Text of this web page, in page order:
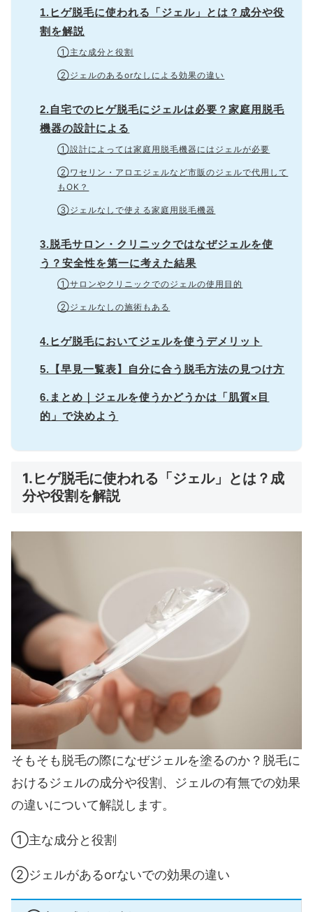
1.ヒゲ脱毛に使われる「ジェル」とは？成分や役
割を解説
①主な成分と役割
②ジェルのあるorなしによる効果の違い
2.自宅でのヒゲ脱毛にジェルは必要？家庭用脱毛
機器の設計による
①設計によっては家庭用脱毛機器にはジェルが必要
②ワセリン・アロエジェルなど市販のジェルで代用して
もOK？
③ジェルなしで使える家庭用脱毛機器
3.脱毛サロン・クリニックではなぜジェルを使
う？安全性を第一に考えた結果
①サロンやクリニックでのジェルの使用目的
②ジェルなしの施術もある
4.ヒゲ脱毛においてジェルを使うデメリット
5.【早見一覧表】自分に合う脱毛方法の見つけ方
6.まとめ｜ジェルを使うかどうかは「肌質×目
的」で決めよう
1.ヒゲ脱毛に使われる「ジェル」とは？成
分や役割を解説
そもそも脱毛の際になぜジェルを塗るのか？脱毛に
おけるジェルの成分や役割、ジェルの有無での効果
の違いについて解説します。
①主な成分と役割
②ジェルがあるorないでの効果の違い